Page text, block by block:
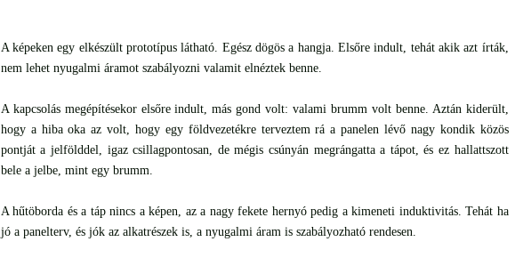
A képeken egy elkészült prototípus látható. Egész dögös a hangja. Elsőre indult, tehát akik azt írták,
nem lehet nyugalmi áramot szabályozni valamit elnéztek benne.
A kapcsolás megépítésekor elsőre indult, más gond volt: valami brumm volt benne. Aztán kiderült,
hogy a hiba oka az volt, hogy egy földvezetékre terveztem rá a panelen lévő nagy kondik közös
pontját a jelfölddel, igaz csillagpontosan, de mégis csúnyán megrángatta a tápot, és ez hallattszott
bele a jelbe, mint egy brumm.
A hűtöborda és a táp nincs a képen, az a nagy fekete hernyó pedig a kimeneti induktivitás. Tehát ha
jó a panelterv, és jók az alkatrészek is, a nyugalmi áram is szabályozható rendesen.